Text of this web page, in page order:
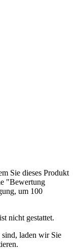
Sie dieses Produkt
"Bewertung
um 100
nicht gestattet.
laden wir Sie